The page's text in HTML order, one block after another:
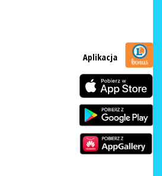
Aplikacja